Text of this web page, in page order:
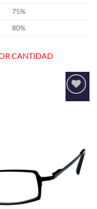
75%
80%
CANTIDAD
Añadir